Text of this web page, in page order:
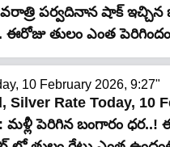
పర్వదినాన షాక్ ఇచ్చిన
ఈరోజు తులం ఎంత
10 February 2026, 9:27"
Silver Rate Today, 10